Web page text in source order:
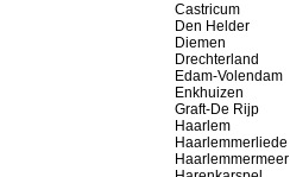
Castricum
Den Helder
Diemen
Drechterland
Edam-Volendam
Enkhuizen
Graft-De Rijp
Haarlem
Haarlemmerliede
Haarlemmermeer